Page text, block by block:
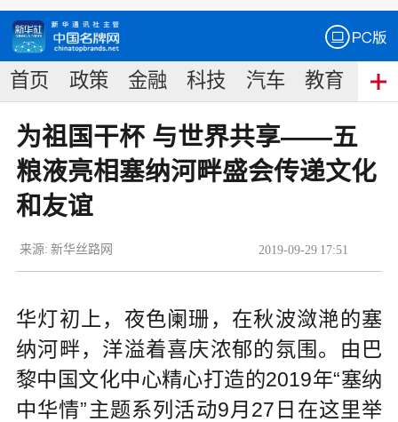
首页 政策 金融 科技 汽车 教育 食
为祖国干杯 与世界共享——五
粮液亮相塞纳河畔盛会传递文化
和友谊
2019-09-29 17:51
来源: 新华丝路网
华灯初上，夜色阑珊，在秋波潋滟的塞
纳河畔，洋溢着喜庆浓郁的氛围。由巴
黎中国文化中心精心打造的2019年“塞纳
中华情”主题系列活动9月27日在这里举